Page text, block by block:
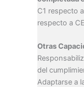
C1 respecto
respecto a
Otras
del
Adaptarse a